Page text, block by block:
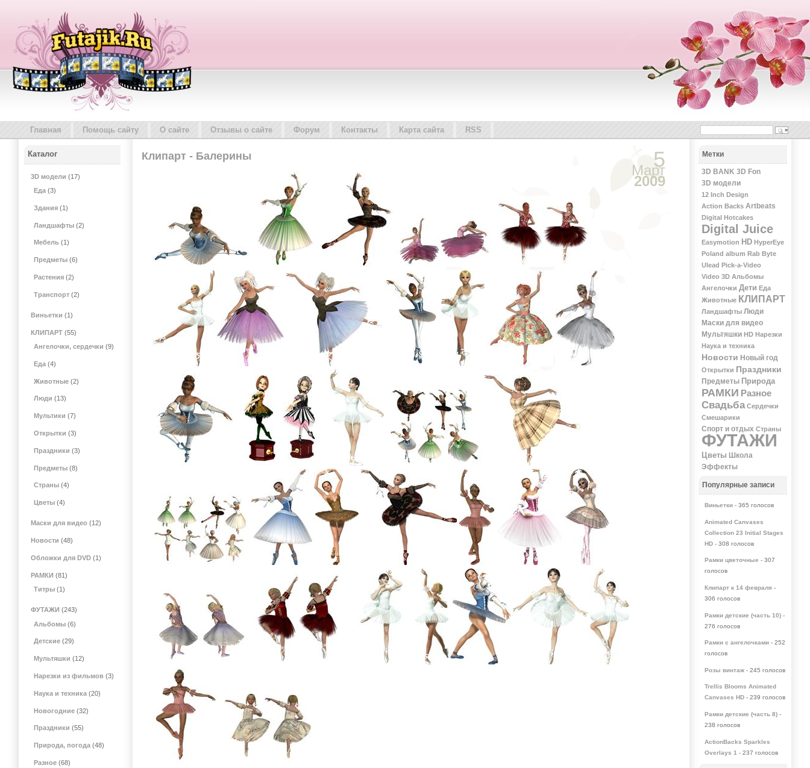
Главная Помощь сайту О сайте Отзывы о сайте Форум Контакты Карта сайта RSS
5
Март
2009
Клипарт - Балерины
Каталог
3D модели (17)
Еда (3)
Здания (1)
Ландшафты (2)
Мебель (1)
Предметы (6)
Растения (2)
Транспорт (2)
Виньетки (1)
КЛИПАРТ(55)
Ангелочки, сердечки (9)
Еда (4)
Животные (2)
Люди (13)
Мультики (7)
Открытки (3)
Праздники (3)
Предметы (8)
Страны (4)
Цветы (4)
Маски для видео (12)
Новости (48)
Обложки для DVD(1)
РАМКИ (81)
Титры (1)
ФУТАЖИ (243)
Альбомы (6)
Детские (29)
Мультяшки (12)
Нарезки из фильмов (3)
Наука и техника (20)
Новогодние (32)
Праздники (55)
Природа, погода (48)
Разное (68)
Метки
3D BANK 3D Fon
3D модели
12 Inch Design
Action Backs Artbeats
Digital Hotcakes
Digital Juice
Easymotion HD HyperEye
Poland album Rab Byte
Ulead Pick-a-Video
Video 3D Альбомы
Ангелочки Дети Еда
Животные КЛИПАРТ
Ландшафты Люди
Маски для видео
Мультяшки НD Нарезки
Наука и техника
Новости Новый год
Открытки Праздники
Предметы Природа
РАМКИ Разное
Свадьба Сердечки
Смешарики
Спорт и отдых Страны
ФУТАЖИ
Цветы Школа
Эффекты
Популярные записи
Виньетки- 365 голосов
Animated Canvases
Collection 23 Initial Stages
HD- 308 голосов
Рамки цветочные - 307
голосов
Клипарт к 14 февраля -
306 голосов
Рамки детские (часть 10)-
276 голосов
Рамки с ангелочками- 252
голосов
Розы винтаж- 245 голосов
Trellis Blooms Animated
Canvases HD- 239 голосов
Рамки детские (часть 8)-
238 голосов
ActionBacks Sparkles
Overlays 1 - 237 голосов